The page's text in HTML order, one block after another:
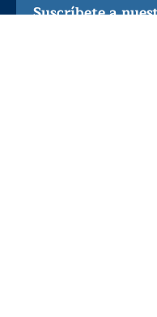
Suscríbete a